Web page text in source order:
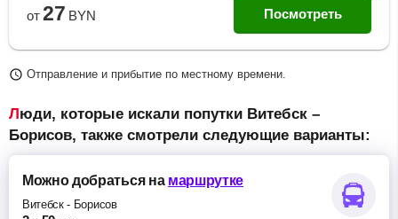
от 27 BYN Посмотреть
Отправление и прибытие по местному времени.
Люди, которые искали попутки Витебск –
Борисов, также смотрели следующие варианты:
Можно добратьсяна маршрутке
Витебск- Борисов